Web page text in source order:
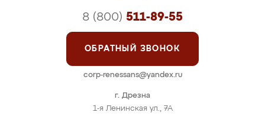
г. Дрезна
1-я Ленинская ул., 7А
8 (800) 511-89-55
ОБРАТНЫЙ ЗВОНОК
corp-renessans@yandex.ru